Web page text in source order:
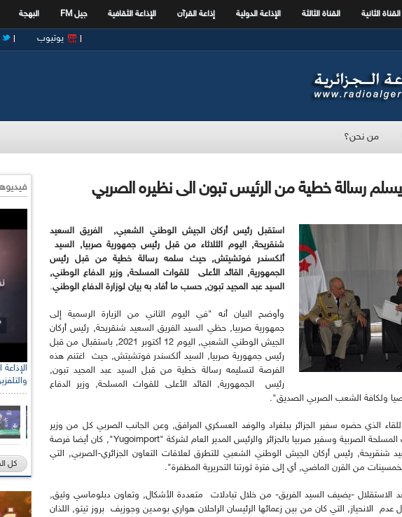
القناة الثانية القناة الثالثة الإذاعة الدولية إذاعة القرآن الإذاعة الثقافية جيل FM البهجة
يوتيوب
من نحن؟
رسالة خطية من الرئيس تبون الى نظيره الصربي
استقبل رئيس أركان الجيش الوطني الشعبي, الفريق السعيد
شنقريحة, اليوم الثلاثاء من قبل رئيس جمهورية صربيا, السيد
ألكسندر فوتشيتش, حيث سلمه رسالة خطية من قبل رئيس
الجمهورية, القائد الأعلى للقوات المسلحة, وزير الدفاع الوطني,
السيد عبد المجيد تبون, حسب ما أفاد به بيان لوزارة الدفاع الوطني.
وأوضح البيان أنه "في اليوم الثاني من الزيارة الرسمية إلى
جمهورية صربيا, حظي السيد الفريق السعيد شنقريحة, رئيس أركان
الجيش الوطني الشعبي, اليوم 12 أكتوبر 2021, باستقبال من قبل
رئيس جمهورية صربيا, السيد ألكسندر فوتشيتش, حيث اغتنم هذه
الفرصة لتسليمه رسالة خطية من قبل السيد عبد المجيد تبون,
رئيس الجمهورية, القائد الأعلى للقوات المسلحة, وزير الدفاع
ولكافة الشعب الصربي الصديق".
الذي حضره سفير الجزائر ببلغراد والوفد العسكري المرافق, وعن الجانب الصربي كل من وزير
الدفاع ورئيس أركان القوات المسلحة الصربية وسفير صربيا بالجزائر والرئيس المدير العام لشركة "Yugoimport", كان أيضا فرصة
شنقريحة, رئيس أركان الجيش الوطني الشعبي للتطرق لعلاقات التعاون الجزائري-الصربي, التي
من القرن الماضي, أي إلى فترة ثورتنا التحريرية المظفرة".
الاستقلال -يضيف السيد الفريق- من خلال تبادلات متعددة الأشكال, وتعاون دبلوماسي وثيق,
الانحياز, التي كان من بين زعمائها الرئيسان الراحلان هواري بومدين وجوزيف بروز تيتو, اللذان
كل